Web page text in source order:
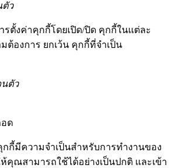
ตัว
ตั้งค่าคุกกี้โดยเปิด/ปิด คุกกี้ในแต่ละ
ต้องการ ยกเว้น คุกกี้ที่จำเป็น
นตัว
อด
กกี้มีความจำเป็นสำหรับการทำงานของ
ห้คุณสามารถใช้ได้อย่างเป็นปกติ และเข้า